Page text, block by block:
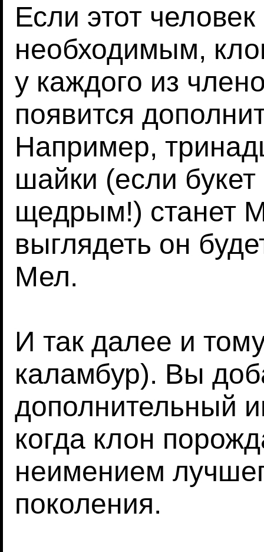
Если этот человек
необходимым,
у каждого из
появится
Например,
шайки (если букет
щедрым!) станет
выглядеть он
Мел.
И так далее и
каламбур). Вы
дополнительный
когда клон
неимением
поколения.